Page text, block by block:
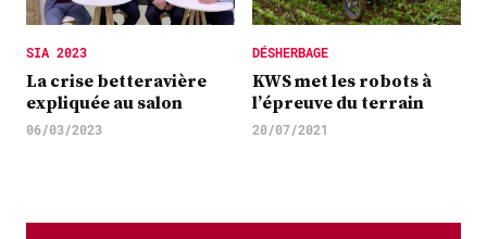
SIA 2023
La crise betteravière
expliquée au salon
06/03/2023
DÉSHERBAGE
KWS met les robots à
l’épreuve du terrain
20/07/2021